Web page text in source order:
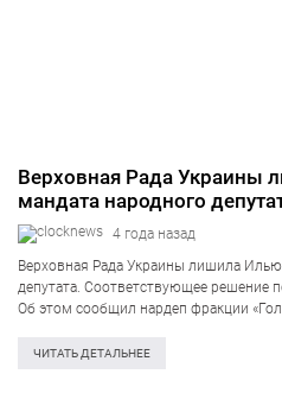
Верховная Рада Украины
мандата народного
4 года назад
Верховная Рада Украины лишила
депутата. Соответствующее решение
Об этом сообщил нардеп фракции
добровольной сборке мандата и
ЧИТАТЬ ДЕТАЛЬНЕЕ